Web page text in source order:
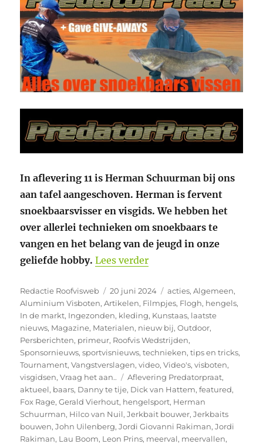
In aflevering 11 is Herman Schuurman bij ons
aan tafel aangeschoven. Herman is fervent
snoekbaarsvisser en visgids. We hebben het
over allerlei technieken om snoekbaars te
vangen en het belang van de jeugd in onze
geliefde hobby. Lees verder“Predatorpraat 11
Auteur
Redactie Roofvisweb
Geplaatst
op
20 juni 2024 Categorieën
acties,Algemeen,
Aluminium Visboten,Artikelen, Filmpjes, Flogh, hengels,
In de markt, Ingezonden, kleding, Kunstaas, laatste
nieuws, Magazine, Materialen, nieuw bij,Outdoor,
Persberichten, primeur, Roofvis Wedstrijden,
Sponsornieuws,sportvisnieuws,technieken,tips en tricks,
Tournament,Vangstverslagen,video,Video's,visboten,
visgidsen,Vraag het aan.. Tags
Aflevering Predatorpraat,
aktueel, baars, Danny te tije, Dick van Hattem,featured,
Fox Rage,Gerald Vierhout, hengelsport, Herman
Schuurman, Hilco van Nuil,Jerkbait bouwer,Jerkbaits
bouwen,John Uilenberg,Jordi Giovanni Rakiman,Jordi
Rakiman, Lau Boom, Leon Prins, meerval, meervallen,